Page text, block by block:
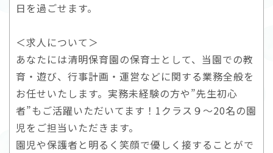
日を過ごせます。
＜求人について＞
あなたには清明保育園の保育士として、当園での教
育・遊び、行事計画・運営などに関する業務全般を
お任せいたします。実務未経験の方や”先生初心
者”もご活躍いただいてます！1クラス９～20名の園
児をご担当いただきます。
園児や保護者と明るく笑顔で優しく接することがで